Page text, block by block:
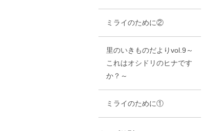
ミライのために②
里のいきものだよりvol.9～
これはオシドリのヒナです
か？～
ミライのために①